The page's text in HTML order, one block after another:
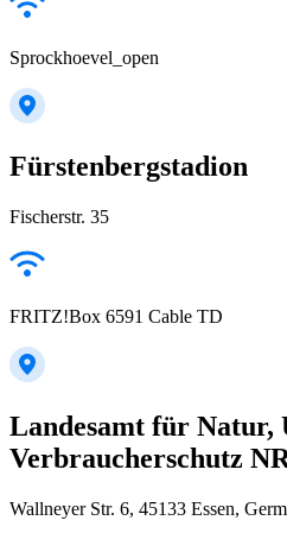
Sprockhoevel_open
Fürstenbergstadion
Fischerstr. 35
FRITZ!Box 6591 Cable TD
Landesamt für Natur,
Verbraucherschutz
Wallneyer Str. 6, 45133 Essen,